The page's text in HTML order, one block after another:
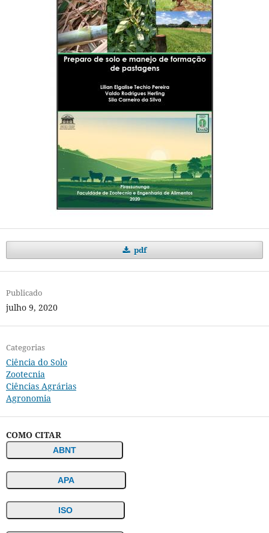
pdf
Publicado
julho 9, 2020
Categorias
Ciência do Solo
Zootecnia
Ciências Agrárias
Agronomia
COMO CITAR
ABNT
APA
ISO